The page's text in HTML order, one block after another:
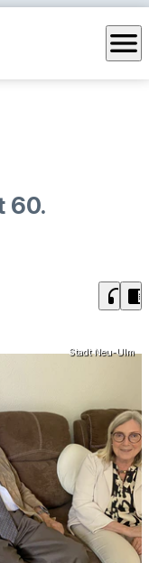
menu
60.
headphones chrome_reader_mode
Stadt Neu-Ulm